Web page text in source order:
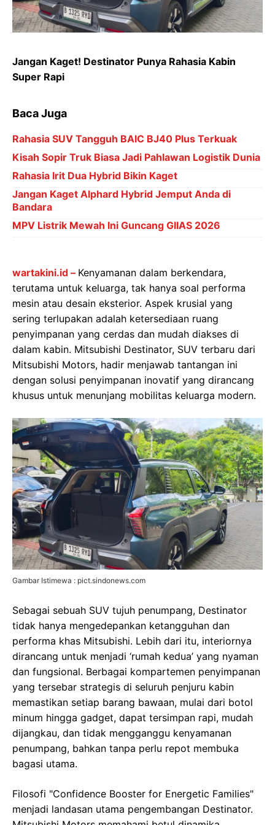
Jangan Kaget! Destinator Punya Rahasia Kabin
Super Rapi
Baca Juga
Rahasia SUV Tangguh BAIC BJ40 Plus Terkuak
Kisah Sopir Truk Biasa Jadi Pahlawan Logistik Dunia
Rahasia Irit Dua Hybrid Bikin Kaget
Jangan Kaget Alphard Hybrid Jemput Anda di
Bandara
MPV Listrik Mewah Ini Guncang GIIAS 2026
wartakini.id – Kenyamanan dalam berkendara,
terutama untuk keluarga, tak hanya soal performa
mesin atau desain eksterior. Aspek krusial yang
sering terlupakan adalah ketersediaan ruang
penyimpanan yang cerdas dan mudah diakses di
dalam kabin. Mitsubishi Destinator, SUV terbaru dari
Mitsubishi Motors, hadir menjawab tantangan ini
dengan solusi penyimpanan inovatif yang dirancang
khusus untuk menunjang mobilitas keluarga modern.
Gambar Istimewa : pict.sindonews.com
Sebagai sebuah SUV tujuh penumpang, Destinator
tidak hanya mengedepankan ketangguhan dan
performa khas Mitsubishi. Lebih dari itu, interiornya
dirancang untuk menjadi ‘rumah kedua’ yang nyaman
dan fungsional. Berbagai kompartemen penyimpanan
yang tersebar strategis di seluruh penjuru kabin
memastikan setiap barang bawaan, mulai dari botol
minum hingga gadget, dapat tersimpan rapi, mudah
dijangkau, dan tidak mengganggu kenyamanan
penumpang, bahkan tanpa perlu repot membuka
bagasi utama.
Filosofi "Confidence Booster for Energetic Families"
menjadi landasan utama pengembangan Destinator.